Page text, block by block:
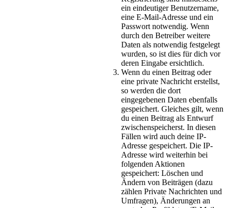
ein eindeutiger Benutzername,
eine E-Mail-Adresse und ein
Passwort notwendig. Wenn
durch den Betreiber weitere
Daten als notwendig festgelegt
wurden, so ist dies für dich vor
deren Eingabe ersichtlich.
Wenn du einen Beitrag oder
eine private Nachricht erstellst,
so werden die dort
eingegebenen Daten ebenfalls
gespeichert. Gleiches gilt, wenn
du einen Beitrag als Entwurf
zwischenspeicherst. In diesen
Fällen wird auch deine IP-
Adresse gespeichert. Die IP-
Adresse wird weiterhin bei
folgenden Aktionen
gespeichert: Löschen und
Ändern von Beiträgen (dazu
zählen Private Nachrichten und
Umfragen), Änderungen an